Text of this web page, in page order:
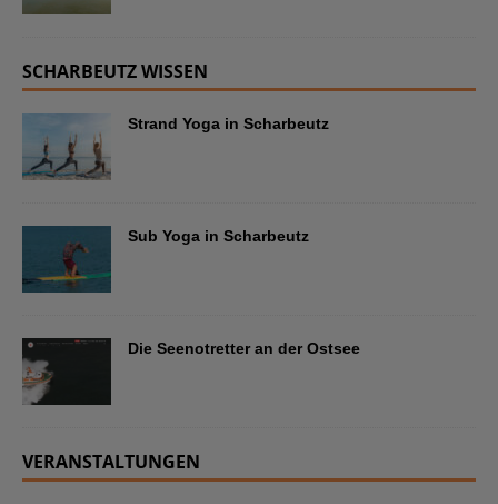
SCHARBEUTZ WISSEN
Strand Yoga in Scharbeutz
Sub Yoga in Scharbeutz
Die Seenotretter an der Ostsee
VERANSTALTUNGEN